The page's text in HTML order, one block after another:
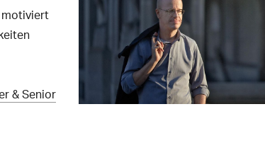
motiviert
& Senior